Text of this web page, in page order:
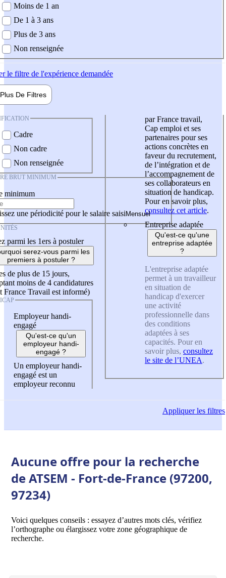
demandée
Moins de 1 an
De 1 à 3 ans
Plus de 3 ans
Non renseignée
le filtre de l'expérience demandée
Plus De Filtres
Cadre
Non cadre
Non renseignée
BRUT MINIMUM
minimum
une périodicité pour le salaire saisi
parmi les 1ers à postuler
serez-vous parmi les
premiers à postuler ?
de plus de 15 jours,
moins de 4 candidatures
France Travail est informé)
Employeur handi-
engagé
Qu'est-ce qu'un
employeur handi-
engagé ?
Un employeur handi-
engagé est un
employeur reconnu
par France travail,
Cap emploi et ses
partenaires pour ses
actions concrètes en
faveur du recrutement,
de l’intégration et de
l’accompagnement de
ses collaborateurs en
situation de handicap.
Pour en savoir plus,
consultez cet article.
Entreprise adaptée
Qu'est-ce qu'une
entreprise adaptée
?
L'entreprise adaptée
permet à un travailleur
en situation de
handicap d'exercer
une activité
professionnelle dans
des conditions
adaptées à ses
capacités. Pour en
savoir plus, consultez
le site de l’UNEA.
Appliquerles filtres
Aucune offre pour la recherche
de ATSEM - Fort-de-France (97200,
97234)
Voici quelques conseils : essayez d’autres mots clés, vérifiez
l’orthographe ou élargissez votre zone géographique de
recherche.